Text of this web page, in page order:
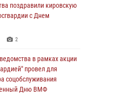
российских
Первой мировой войне
стал
шахматного турнира
1
поздравили кировскую
с Днем
2
в рамках акции
провел для
соцобслуживания
Дню ВМФ